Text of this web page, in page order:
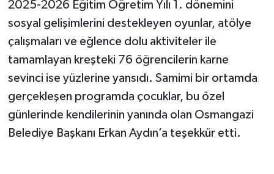
2025-2026 Eğitim Öğretim Yılı 1. dönemini
sosyal gelişimlerini destekleyen oyunlar, atölye
çalışmaları ve eğlence dolu aktiviteler ile
tamamlayan kreşteki 76 öğrencilerin karne
sevinci ise yüzlerine yansıdı. Samimi bir ortamda
gerçekleşen programda çocuklar, bu özel
günlerinde kendilerinin yanında olan Osmangazi
Belediye Başkanı Erkan Aydın’a teşekkür etti.